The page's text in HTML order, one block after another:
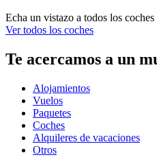
Echa un vistazo a todos los
Ver todos los coches
Te acercamos a un
Alojamientos
Vuelos
Paquetes
Coches
Alquileres de vacaciones
Otros